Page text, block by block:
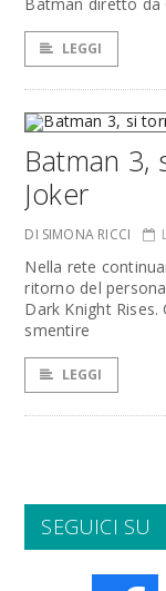
LEGGI
Batman 3,
Joker
DI SIMONA RICCI
Nella rete
ritorno del
Dark Knight
smentire
LEGGI
SEGUICI SU